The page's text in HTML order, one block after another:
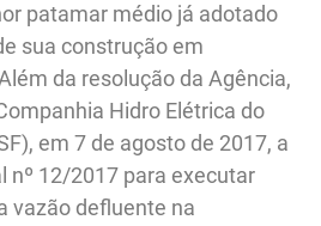
patamar médio já adotado
sua construção em
da resolução da Agência,
Hidro Elétrica do
em 7 de agosto de 2017, a
nº 12/2017 para executar
vazão defluente na